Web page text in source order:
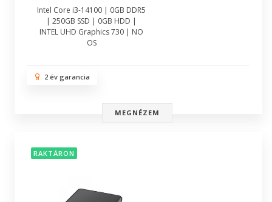
Intel Core i3-14100 | 0GB DDR5
| 250GB SSD | 0GB HDD |
INTEL UHD Graphics 730 | NO
OS
2 év garancia
MEGNÉZEM
RAKTÁRON